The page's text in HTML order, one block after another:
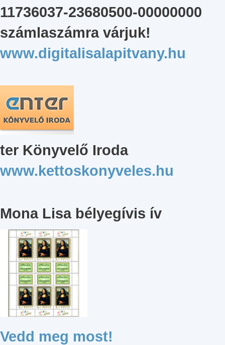
11736037-23680500-00000000
számlaszámra várjuk!
www.digitalisalapitvany.hu
ter Könyvelő Iroda
www.kettoskonyveles.hu
Mona Lisa bélyegívis ív
Vedd meg most!